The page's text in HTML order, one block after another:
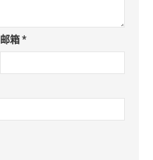
邮箱*